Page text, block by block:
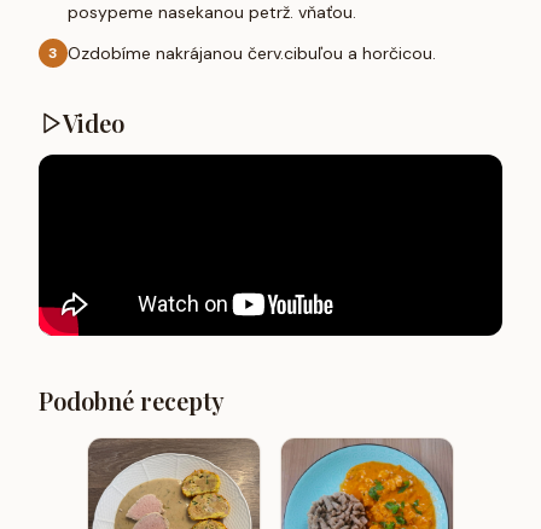
posypeme nasekanou petrž. vňaťou.
3 Ozdobíme nakrájanou červ.cibuľou a horčicou.
Video
Podobné recepty